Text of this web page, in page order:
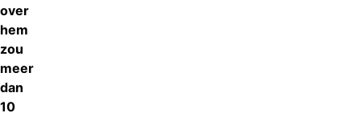
over
hem
zou
meer
dan
10